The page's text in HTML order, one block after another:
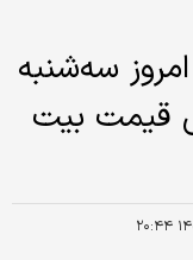
سه‌شنبه
کاهش قیمت بیت